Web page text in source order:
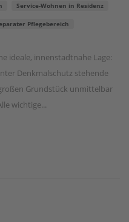
Service-Wohnen in Residenz
Pflegebereich
ideale, innenstadtnahe Lage:
Denkmalschutz stehende
Grundstück unmittelbar
wichtige...